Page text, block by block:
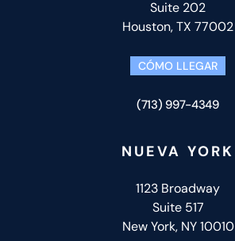
Suite 202
Houston, TX 77002
CÓMO LLEGAR
(713) 997-4349
NUEVA YORK
1123 Broadway
Suite 517
New York, NY 10010